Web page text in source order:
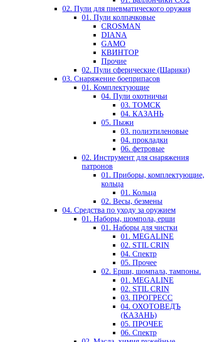
02. Пули для пневматического оружия
01. Пули колпачковые
CROSMAN
DIANA
GAMO
КВИНТОР
Прочие
02. Пули сферические (Шарики)
03. Снаряжение боеприпасов
01. Комплектующие
04. Пули охотничьи
03. ТОМСК
04. КАЗАНЬ
05. Пыжи
03. полиэтиленовые
04. прокладки
06. фетровые
02. Инструмент для снаряжения
патронов
01. Приборы, комплектующие,
кольца
01. Кольца
02. Весы, безмены
04. Средства по уходу за оружием
01. Наборы, шомпола, ерши
01. Наборы для чистки
01. MEGALINE
02. STIL CRIN
04. Спектр
05. Прочее
02. Ерши, шомпала, тампоны.
01. MEGALINE
02. STIL CRIN
03. ПРОГРЕСС
04. ОХОТОВЕДЪ
(КАЗАНЬ)
05. ПРОЧЕЕ
06. Спектр